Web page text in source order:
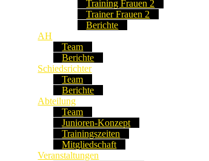
Training Frauen 2
Trainer Frauen 2
Berichte
AH
Team
Berichte
Schiedsrichter
Team
Berichte
Abteilung
Team
Junioren-Konzept
Trainingszeiten
Mitgliedschaft
Veranstaltungen